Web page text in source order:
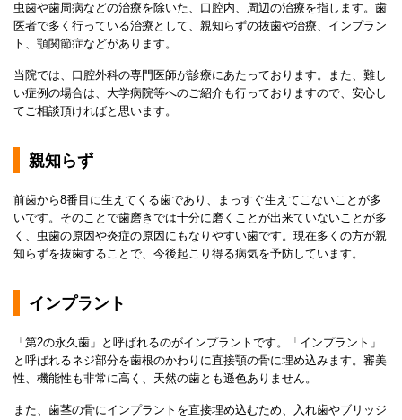
虫歯や歯周病などの治療を除いた、口腔内、周辺の治療を指します。歯
医者で多く行っている治療として、親知らずの抜歯や治療、インプラン
ト、顎関節症などがあります。
当院では、口腔外科の専門医師が診療にあたっております。また、難し
い症例の場合は、大学病院等へのご紹介も行っておりますので、安心し
てご相談頂ければと思います。
親知らず
前歯から8番目に生えてくる歯であり、まっすぐ生えてこないことが多
いです。そのことで歯磨きでは十分に磨くことが出来ていないことが多
く、虫歯の原因や炎症の原因にもなりやすい歯です。現在多くの方が親
知らずを抜歯することで、今後起こり得る病気を予防しています。
インプラント
「第2の永久歯」と呼ばれるのがインプラントです。「インプラント」
と呼ばれるネジ部分を歯根のかわりに直接顎の骨に埋め込みます。審美
性、機能性も非常に高く、天然の歯とも遜色ありません。
また、歯茎の骨にインプラントを直接埋め込むため、入れ歯やブリッジ